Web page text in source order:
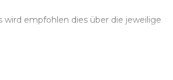
wird empfohlen dies über die jeweilige